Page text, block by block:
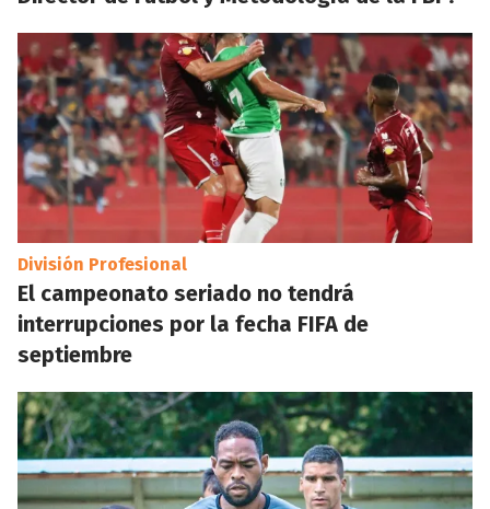
División Profesional
El campeonato seriado no tendrá
interrupciones por la fecha FIFA de
septiembre